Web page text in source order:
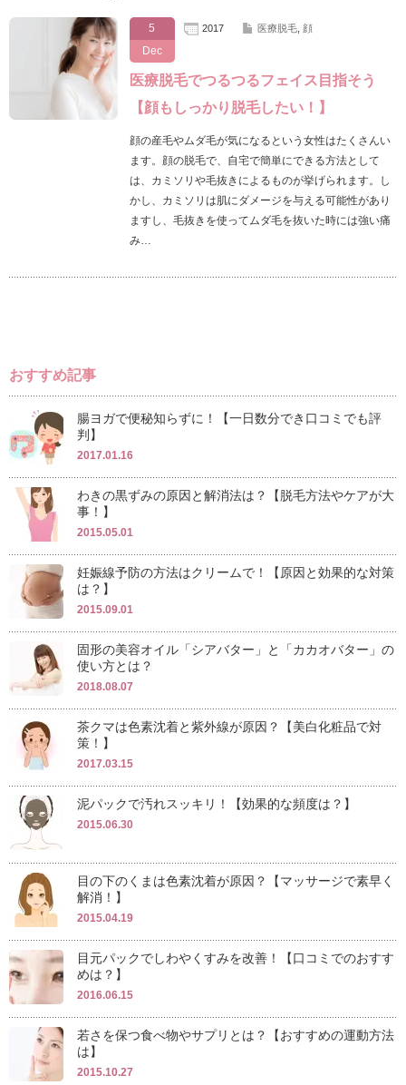
5
Dec
2017 医療脱毛, 顔
医療脱毛でつるつるフェイス目指そう
【顔もしっかり脱毛したい！】
顔の産毛やムダ毛が気になるという女性はたくさんい
ます。顔の脱毛で、自宅で簡単にできる方法として
は、カミソリや毛抜きによるものが挙げられます。し
かし、カミソリは肌にダメージを与える可能性があり
ますし、毛抜きを使ってムダ毛を抜いた時には強い痛
み…
おすすめ記事
腸ヨガで便秘知らずに！【一日数分でき口コミでも評
判】
2017.01.16
わきの黒ずみの原因と解消法は？【脱毛方法やケアが大
事！】
2015.05.01
妊娠線予防の方法はクリームで！【原因と効果的な対策
は？】
2015.09.01
固形の美容オイル「シアバター」と「カカオバター」の
使い方とは？
2018.08.07
茶クマは色素沈着と紫外線が原因？【美白化粧品で対
策！】
2017.03.15
泥パックで汚れスッキリ！【効果的な頻度は？】
2015.06.30
目の下のくまは色素沈着が原因？【マッサージで素早く
解消！】
2015.04.19
目元パックでしわやくすみを改善！【口コミでのおすす
めは？】
2016.06.15
若さを保つ食べ物やサプリとは？【おすすめの運動方法
は】
2015.10.27